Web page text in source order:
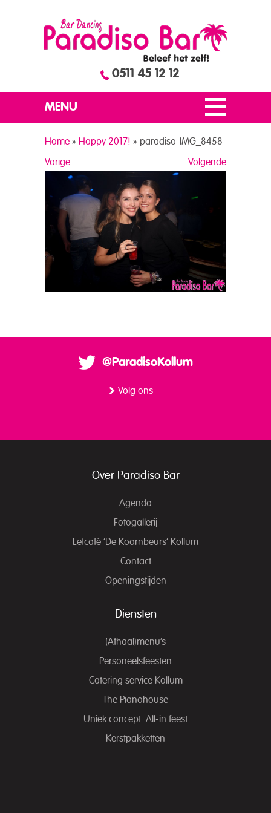
0511 45 12 12
MENU
Home » Happy 2017! » paradiso-IMG_8458
Volgende
Vorige
@ParadisoKollum
Volg ons
Over Paradiso Bar
Agenda
Fotogallerij
Eetcafé ‘De Koornbeurs’ Kollum
Contact
Openingstijden
Diensten
(Afhaal)menu’s
Personeelsfeesten
Catering service Kollum
The Pianohouse
Uniek concept: All-in feest
Kerstpakketten